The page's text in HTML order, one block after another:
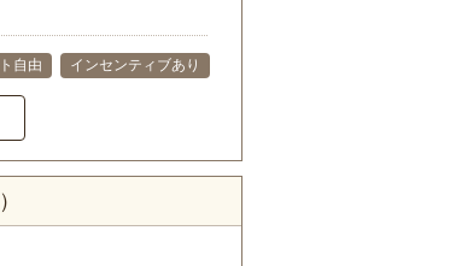
自由 インセンティブあり